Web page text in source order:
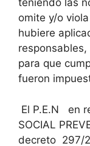
teniendo las
omite y/o
hubiere
para que
fueron
El P.E.N en
SOCIAL
decreto 297/